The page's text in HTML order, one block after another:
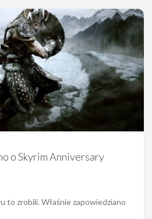
o Skyrim Anniversary
to zrobili. Właśnie zapowiedziano